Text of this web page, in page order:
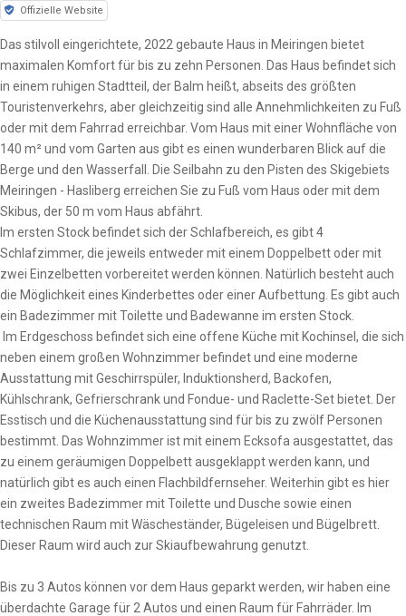
Offizielle Website
Das stilvoll eingerichtete, 2022 gebaute Haus in Meiringen bietet
maximalen Komfort für bis zu zehn Personen. Das Haus befindet sich
in einem ruhigen Stadtteil, der Balm heißt, abseits des größten
Touristenverkehrs, aber gleichzeitig sind alle Annehmlichkeiten zu Fuß
oder mit dem Fahrrad erreichbar. Vom Haus mit einer Wohnfläche von
140 m² und vom Garten aus gibt es einen wunderbaren Blick auf die
Berge und den Wasserfall. Die Seilbahn zu den Pisten des Skigebiets
Meiringen - Hasliberg erreichen Sie zu Fuß vom Haus oder mit dem
Skibus, der 50 m vom Haus abfährt.
Im ersten Stock befindet sich der Schlafbereich, es gibt 4
Schlafzimmer, die jeweils entweder mit einem Doppelbett oder mit
zwei Einzelbetten vorbereitet werden können. Natürlich besteht auch
die Möglichkeit eines Kinderbettes oder einer Aufbettung. Es gibt auch
ein Badezimmer mit Toilette und Badewanne im ersten Stock.
Im Erdgeschoss befindet sich eine offene Küche mit Kochinsel, die sich
neben einem großen Wohnzimmer befindet und eine moderne
Ausstattung mit Geschirrspüler, Induktionsherd, Backofen,
Kühlschrank, Gefrierschrank und Fondue- und Raclette-Set bietet. Der
Esstisch und die Küchenausstattung sind für bis zu zwölf Personen
bestimmt. Das Wohnzimmer ist mit einem Ecksofa ausgestattet, das
zu einem geräumigen Doppelbett ausgeklappt werden kann, und
natürlich gibt es auch einen Flachbildfernseher. Weiterhin gibt es hier
ein zweites Badezimmer mit Toilette und Dusche sowie einen
technischen Raum mit Wäscheständer, Bügeleisen und Bügelbrett.
Dieser Raum wird auch zur Skiaufbewahrung genutzt.
Bis zu 3 Autos können vor dem Haus geparkt werden, wir haben eine
überdachte Garage für 2 Autos und einen Raum für Fahrräder. Im